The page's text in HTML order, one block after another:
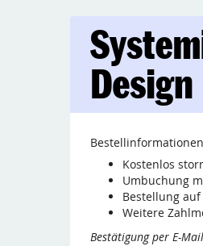
Systemic
Design
Juni
2026
bis
26. Juni
Kostenlos
Umbuchung
Bestellung
Weitere
Bestätigung per E-